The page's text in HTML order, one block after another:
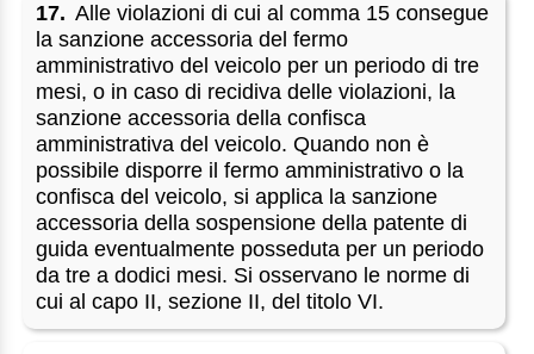
17. Alle violazioni di cui al comma 15 consegue
la sanzione accessoria del fermo
amministrativo del veicolo per un periodo di tre
mesi, o in caso di recidiva delle violazioni, la
sanzione accessoria della confisca
amministrativa del veicolo. Quando non è
possibile disporre il fermo amministrativo o la
confisca del veicolo, si applica la sanzione
accessoria della sospensione della patente di
guida eventualmente posseduta per un periodo
da tre a dodici mesi. Si osservano le norme di
cui al capo II, sezione II, del titolo VI.